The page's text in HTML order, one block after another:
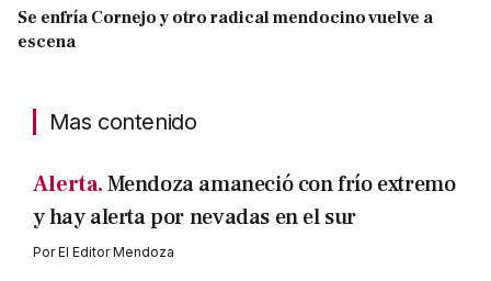
Se enfría Cornejo y otro radical mendocino vuelve a
escena
Mas contenido
Alerta.Mendoza amaneció con frío extremo
y hay alerta por nevadas en el sur
PorEl Editor Mendoza